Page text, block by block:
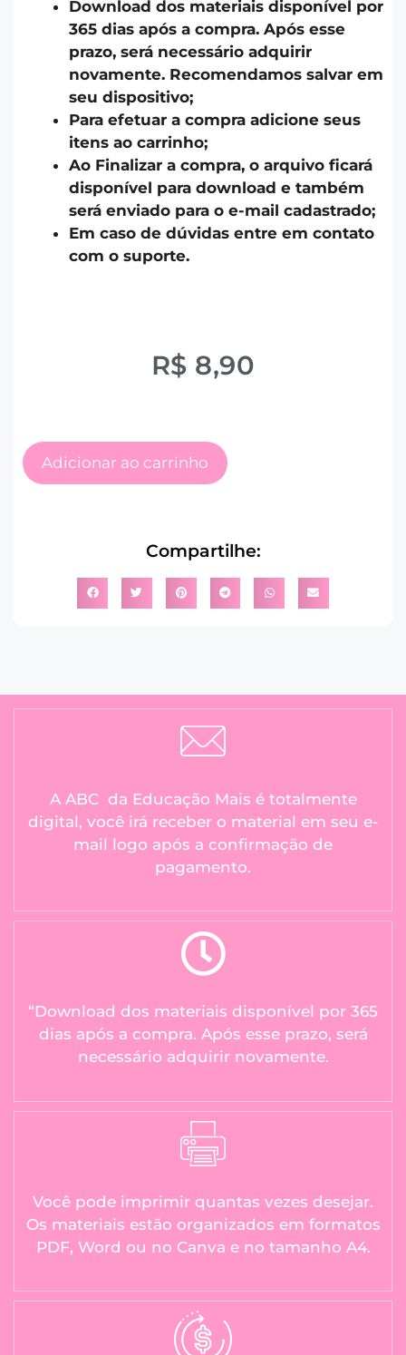
Download dos materiais disponível por
365 dias após a compra. Após esse
prazo, será necessário adquirir
novamente. Recomendamos salvar em
seu dispositivo;
Para efetuar a compra adicione seus
itens ao carrinho;
Ao Finalizar a compra, o arquivo ficará
disponível para download e também
será enviado para o e-mail cadastrado;
Em caso de dúvidas entre em contato
com o suporte.
R$ 8,90
Adicionar ao carrinho
Compartilhe:
A ABC da Educação Mais é totalmente
digital, você irá receber o material em seu e-
mail logo após a confirmação de
pagamento.
“Download dos materiais disponível por 365
dias após a compra. Após esse prazo, será
necessário adquirir novamente.
Você pode imprimir quantas vezes desejar.
Os materiais estão organizados em formatos
PDF, Word ou no Canva e no tamanho A4.